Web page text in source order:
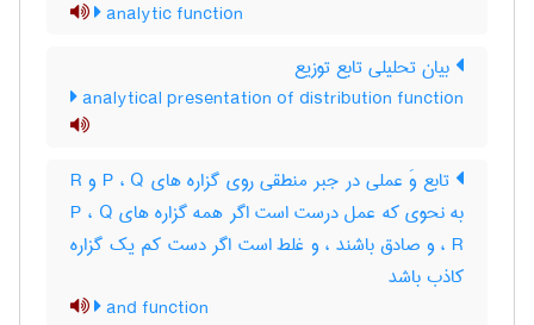
analytic function
بیان تحلیلی تابع توزیع
analytical presentation of distribution function
تابع وَ عملی در جبر منطقی روی گزاره های P ، Q و R
به نحوی که عمل درست است اگر همه گزاره های P ، Q
، R و صادق باشند ، و غلط است اگر دست کم یک گزاره
کاذب باشد
and function